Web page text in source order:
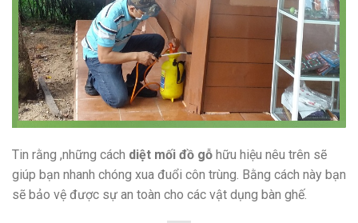
Tin rằng ,những cách diệt mối đồ gỗ hữu hiệu nêu trên sẽ
giúp bạn nhanh chóng xua đuổi côn trùng. Bằng cách này bạn
sẽ bảo vệ được sự an toàn cho các vật dụng bàn ghế.